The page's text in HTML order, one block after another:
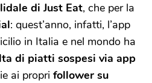
di Just Eat, che per la
: quest’anno, infatti, l’app
in Italia e nel mondo ha
di piatti sospesi via app
ai propri follower su